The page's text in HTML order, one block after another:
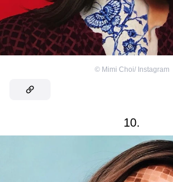
© Mimi Choi/ Instagram
10.